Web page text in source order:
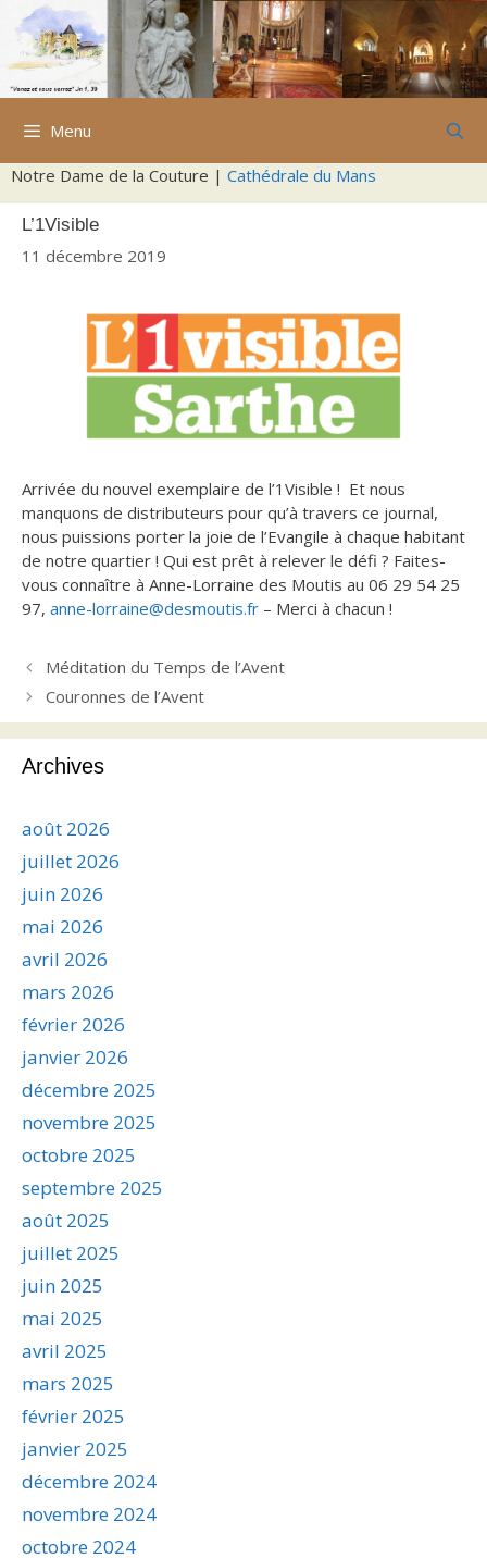
Aller
contenu
Menu
Notre Dame de la Couture | Cathédrale du Mans
L’1Visible
11 décembre 2019
Arrivée du nouvel exemplaire de l’1Visible ! Et nous
manquons de distributeurs pour qu’à travers ce journal,
nous puissions porter la joie de l’Evangile à chaque habitant
de notre quartier ! Qui est prêt à relever le défi ? Faites-
vous connaître à Anne-Lorraine des Moutis au 06 29 54 25
97, anne-lorraine@desmoutis.fr – Merci à chacun !
Méditation du Temps de l’Avent
Couronnes de l’Avent
Archives
août 2026
juillet 2026
juin 2026
mai 2026
avril 2026
mars 2026
février 2026
janvier 2026
décembre 2025
novembre 2025
octobre 2025
septembre 2025
août 2025
juillet 2025
juin 2025
mai 2025
avril 2025
mars 2025
février 2025
janvier 2025
décembre 2024
novembre 2024
octobre 2024